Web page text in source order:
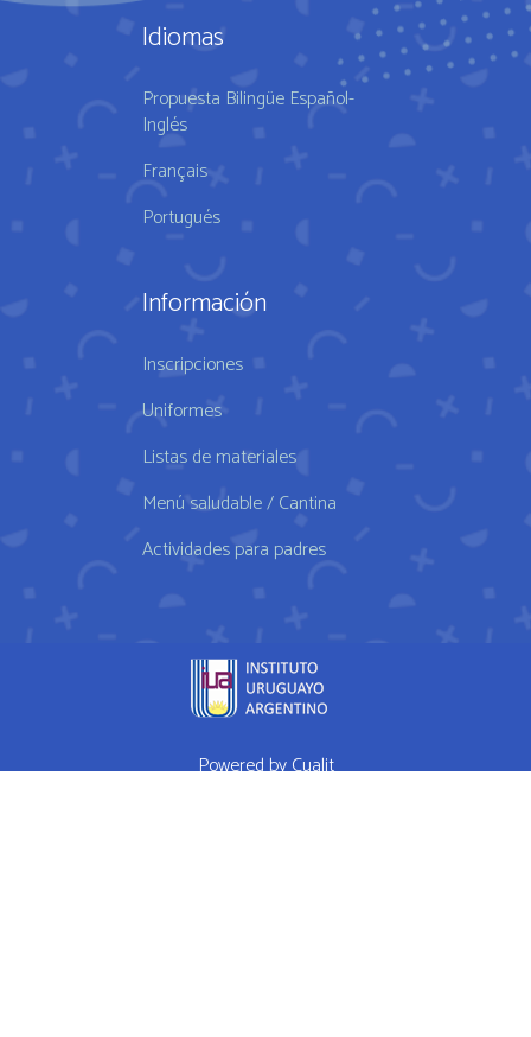
Idiomas
Propuesta Bilingüe Español-
Inglés
Français
Portugués
Información
Inscripciones
Uniformes
Listas de materiales
Menú saludable / Cantina
Actividades para padres
Powered byCualit